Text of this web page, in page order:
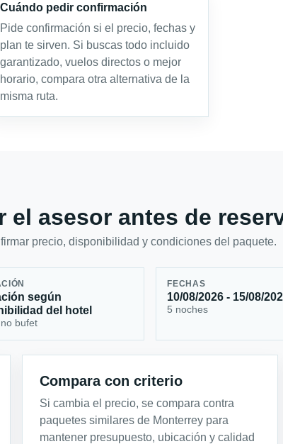
Cuándo pedir confirmación
Pide confirmación si el precio, fechas y
plan te sirven. Si buscas todo incluido
garantizado, vuelos directos o mejor
horario, compara otra alternativa de la
misma ruta.
el asesor antes de
precio, disponibilidad y condiciones del paquete.
según
del hotel
bufet
FECHAS
10/08/2026 - 15/08/
5 noches
Compara con criterio
Si cambia el precio, se compara contra
paquetes similares de Monterrey para
mantener presupuesto, ubicación y calidad